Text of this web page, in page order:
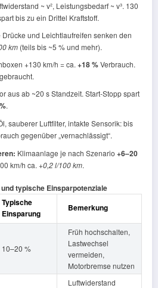
~ v², Leistungsbedarf ~ v³. 130
bis zu ein Drittel Kraftstoff.
Drücke und Leichtlaufreifen senken den
km(teils bis ~5 % und mehr).
+130 km/h = ca. +18 %Verbrauch.
aus ab ~20 s Standzeit. Start-Stopp spart
.
sauberer Luftfilter, intakte Sensorik: bis
gegenüber „vernachlässigt“.
Klimaanlage je nach Szenario +6–20
km/h ca. +0,2 l/100 km.
typische Einsparpotenziale
Typische
Einsparung
Bemerkung
10–20 %
Früh hochschalten,
Lastwechsel
vermeiden,
Motorbremse nutzen
Luftwiderstand